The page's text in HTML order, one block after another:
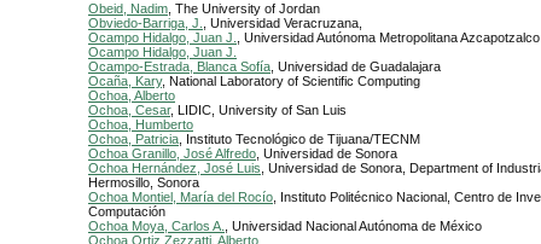
Obeid, Nadim, The University of Jordan
Obviedo-Barriga, J., Universidad Veracruzana,
Ocampo Hidalgo, Juan J., Universidad Autónoma Metropolitana Azcapotzalco
Ocampo Hidalgo, Juan J.
Ocampo-Estrada, Blanca Sofía, Universidad de Guadalajara
Ocaña, Kary, National Laboratory of Scientific Computing
Ochoa, Alberto
Ochoa, Cesar, LIDIC, University of San Luis
Ochoa, Humberto
Ochoa, Patricia, Instituto Tecnológico de Tijuana/TECNM
Ochoa Granillo, José Alfredo, Universidad de Sonora
Ochoa Hernández, José Luis, Universidad de Sonora, Department of
Hermosillo, Sonora
Ochoa Montiel, María del Rocío, Instituto Politécnico Nacional, Centro de
Computación
Ochoa Moya, Carlos A., Universidad Nacional Autónoma de México
Ochoa Ortiz Zezzatti, Alberto